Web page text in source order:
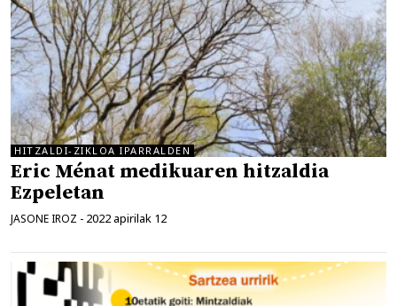
HITZALDI-ZIKLOA IPARRALDEN
Eric Ménat medikuaren hitzaldia
Ezpeletan
JASONE IROZ - 2022 apirilak 12